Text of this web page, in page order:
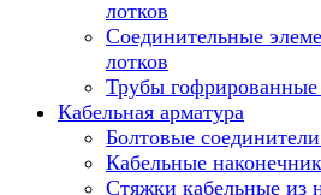
лотков
Соединительные
лотков
Трубы
Кабельная арматура
Болтовые
Кабельные
Стяжки кабельные из